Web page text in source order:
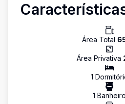
Área Total
Área Privativa
1
1 Banheiro